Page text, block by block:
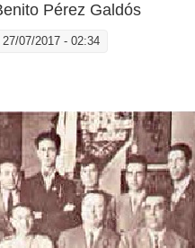
Pérez Galdós
07/2017 - 02:34